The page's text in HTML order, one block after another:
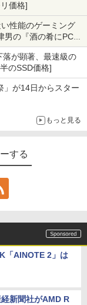
リ価格]
性能のゲーミング
の『酒の肴にPCゲ
が顕著、最速級の
半のSSD価格]
」が14日からスター
もっと見る
する
「AINOTE 2」は
新聞社がAMD R